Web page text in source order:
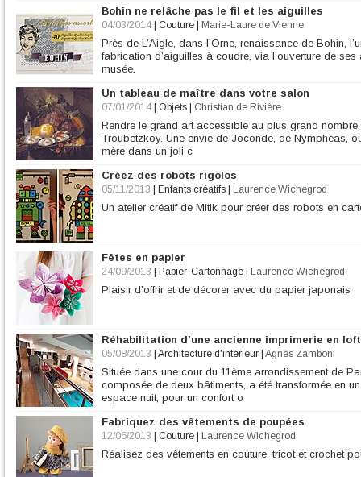
Bohin ne relâche pas le fil et les aiguilles
04/03/2014 Couture Marie-Laure de Vienne
Près de L’Aigle, dans l’Orne, renaissance de Bohin,
fabrication d’aiguilles à coudre, via l’ouverture de
musée.
Un tableau de maître dans votre salon
07/01/2014 Objets Christian de Rivière
Rendre le grand art accessible au plus grand
Troubetzkoy. Une envie de Joconde, de Nymphéas,
mère dans un joli c
Créez des robots rigolos
05/11/2013 Enfants créatifs Laurence Wichegrod
Un atelier créatif de Mitik pour créer des robots en
Fêtes en papier
24/09/2013 Papier-Cartonnage Laurence Wichegrod
Plaisir d'offrir et de décorer avec du papier japonais
Réhabilitation d’une ancienne imprimerie en loft
05/08/2013 Architecture d'intérieur Agnès Zamboni
Située dans une cour du 11ème arrondissement de
composée de deux bâtiments, a été transformée en
espace nuit, pour un confort o
Fabriquez des vêtements de poupées
12/06/2013 Couture Laurence Wichegrod
Réalisez des vêtements en couture, tricot et crochet